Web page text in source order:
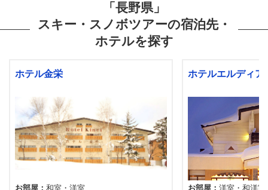
「長野県」
スキー・スノボツアーの宿泊先・
ホテルを探す
ホテル金栄
お部屋 和室
洋室
ホテルエルディア
お部屋 洋室
和洋室